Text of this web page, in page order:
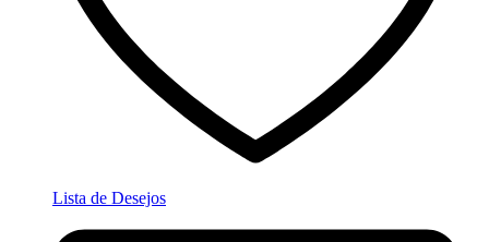
Lista de Desejos